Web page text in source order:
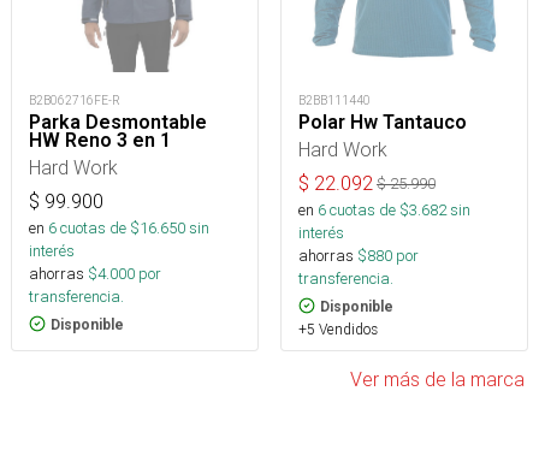
B2B062716FE-R
Parka Desmontable
HW Reno 3 en 1
Hard Work
$ 99.900
en 6cuotas de $16.650sin
interés
ahorras $4.000 por
transferencia.
Disponible
B2BB111440
Polar Hw Tantauco
Hard Work
$ 22.092 $25.990
en 6cuotas de $3.682sin
interés
ahorras $880 por
transferencia.
Disponible
+5 Vendidos
Ver más de la marca